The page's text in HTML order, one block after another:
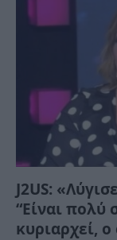
J2US:
“Είναι πολύ
κυριαρχεί,